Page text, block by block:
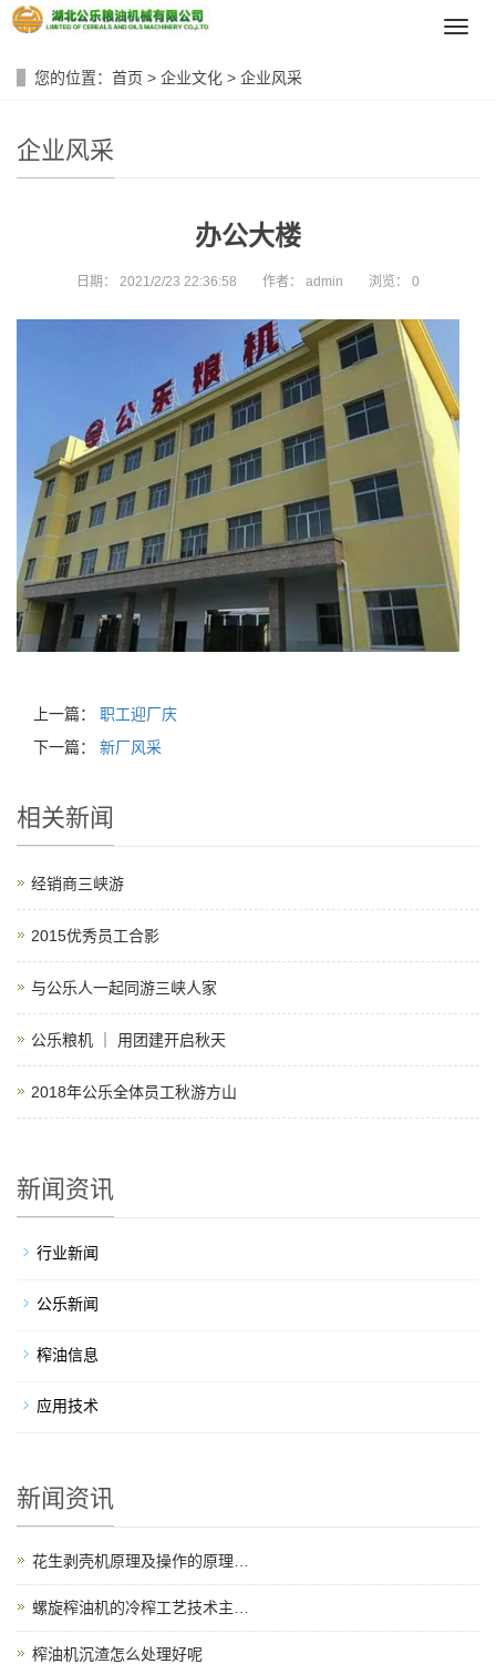
导
您的位置： 首页 > 企业文化 > 企业风采
企业风采
办公大楼
日期： 2021/2/23 22:36:58 作者： admin 浏览： 0
上一篇： 职工迎厂庆
下一篇： 新厂风采
相关新闻
经销商三峡游
2015优秀员工合影
与公乐人一起同游三峡人家
公乐粮机 ｜ 用团建开启秋天
2018年公乐全体员工秋游方山
新闻资讯
行业新闻
公乐新闻
榨油信息
应用技术
新闻资讯
花生剥壳机原理及操作的原理…
螺旋榨油机的冷榨工艺技术主…
榨油机沉渣怎么处理好呢